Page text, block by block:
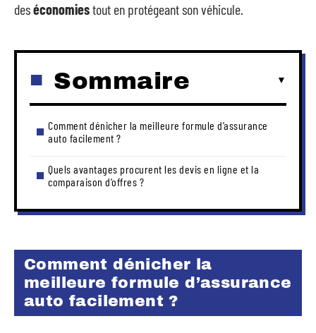
deséconomiestout en protégeant son véhicule.
Sommaire
Comment dénicher la meilleure formule d’assurance
auto facilement ?
Quels avantages procurent les devis en ligne et la
comparaison d’offres ?
Comment dénicher la
meilleure formule d’assurance
auto facilement ?